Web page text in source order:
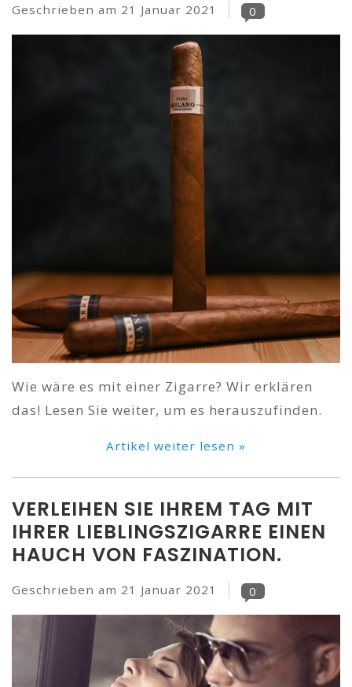
Geschrieben am 21 Januar 2021 0
Wie wäre es mit einer Zigarre? Wir erklären
das! Lesen Sie weiter, um es herauszufinden.
Artikel weiter lesen »
VERLEIHEN SIE IHREM TAG MIT
IHRER LIEBLINGSZIGARRE EINEN
HAUCH VON FASZINATION.
Geschrieben am 21 Januar 2021 0